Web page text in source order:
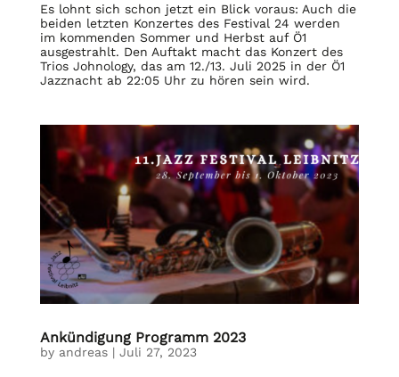
Es lohnt sich schon jetzt ein Blick voraus: Auch die
beiden letzten Konzertes des Festival 24 werden
im kommenden Sommer und Herbst auf Ö1
ausgestrahlt. Den Auftakt macht das Konzert des
Trios Johnology, das am 12./13. Juli 2025 in der Ö1
Jazznacht ab 22:05 Uhr zu hören sein wird.
Ankündigung Programm 2023
by andreas| Juli 27, 2023